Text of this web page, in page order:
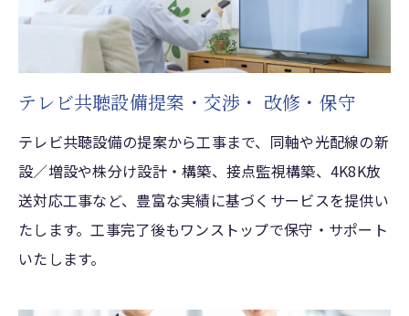
テレビ共聴設備提案・交渉・ 改修・保守
テレビ共聴設備の提案から工事まで、同軸や光配線の新
設／増設や株分け設計・構築、接点監視構築、4K8K放
送対応工事など、豊富な実績に基づくサービスを提供い
たします。工事完了後もワンストップで保守・サポート
いたします。